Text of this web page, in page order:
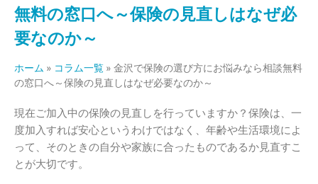
無料の窓口へ～保険の見直しはなぜ必
要なのか～
ホーム » コラム一覧 » 金沢で保険の選び方にお悩みなら相談無料
の窓口へ～保険の見直しはなぜ必要なのか～
現在ご加入中の保険の見直しを行っていますか？保険は、一
度加入すれば安心というわけではなく、年齢や生活環境によ
って、そのときの自分や家族に合ったものであるか見直すこ
とが大切です。